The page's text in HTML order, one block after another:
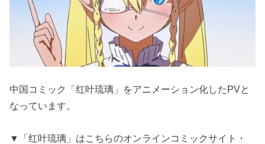
中国コミック「红叶琉璃」をアニメーション化したPVと
なっています。
▼「红叶琉璃」はこちらのオンラインコミックサイト・